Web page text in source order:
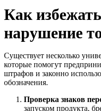
Как
нарушение
Существует несколько
которые помогут
штрафов и законно
обозначения.
Проверка знаков
запуском продукта,